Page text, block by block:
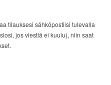
tilauksesi sähköpostiisi tulevalla
jos viestiä ei kuulu), niin saat